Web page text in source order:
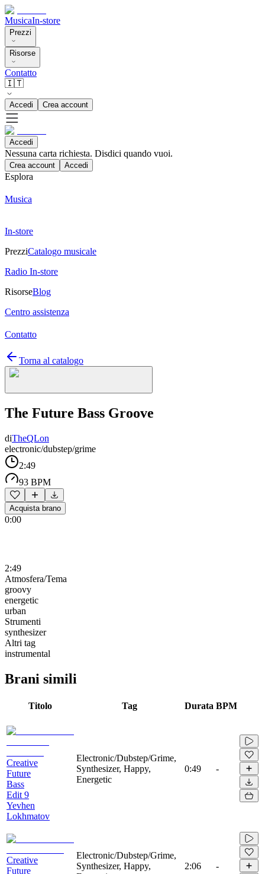
MusicaIn-store
Prezzi
Risorse
Contatto
🇮🇹
Accedi Crea account
Accedi
Nessuna carta richiesta. Disdici quando vuoi.
Crea account Accedi
Esplora
Musica
In-store
PrezziCatalogo musicale
Radio In-store
RisorseBlog
Centro assistenza
Contatto
Torna al catalogo
The Future Bass Groove
diTheQLon
electronic/dubstep/grime
2:49
93 BPM
Acquista brano
0:00
2:49
Atmosfera/Tema
groovy
energetic
urban
Strumenti
synthesizer
Altri tag
instrumental
Brani simili
Titolo Tag Durata BPM
Creative
Future
Bass
Edit 9
Yevhen
Lokhmatov
Electronic/Dubstep/Grime,
Synthesizer, Happy,
Energetic
0:49 -
Creative
Future
Electronic/Dubstep/Grime,
Synthesizer, Happy,
2:06 -